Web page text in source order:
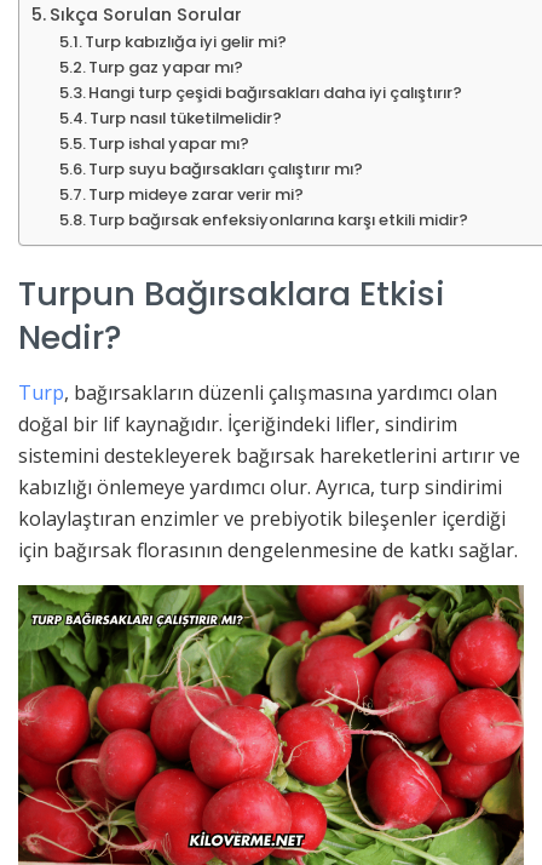
Sıkça Sorulan Sorular
Turp kabızlığa iyi gelir mi?
Turp gaz yapar mı?
Hangi turp çeşidi bağırsakları daha iyi çalıştırır?
Turp nasıl tüketilmelidir?
Turp ishal yapar mı?
Turp suyu bağırsakları çalıştırır mı?
Turp mideye zarar verir mi?
Turp bağırsak enfeksiyonlarına karşı etkili midir?
Turpun Bağırsaklara Etkisi
Nedir?
Turp, bağırsakların düzenli çalışmasına yardımcı olan
doğal bir lif kaynağıdır. İçeriğindeki lifler, sindirim
sistemini destekleyerek bağırsak hareketlerini artırır ve
kabızlığı önlemeye yardımcı olur. Ayrıca, turp sindirimi
kolaylaştıran enzimler ve prebiyotik bileşenler içerdiği
için bağırsak florasının dengelenmesine de katkı sağlar.